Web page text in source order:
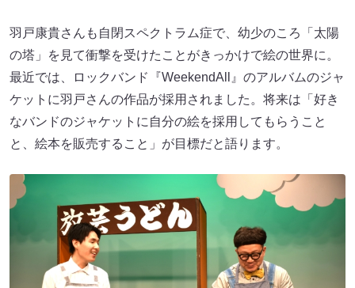
羽戸康貴さんも自閉スペクトラム症で、幼少のころ「太陽
の塔」を見て衝撃を受けたことがきっかけで絵の世界に。
最近では、ロックバンド『WeekendAll』のアルバムのジャ
ケットに羽戸さんの作品が採用されました。将来は「好き
なバンドのジャケットに自分の絵を採用してもらうこと
と、絵本を販売すること」が目標だと語ります。